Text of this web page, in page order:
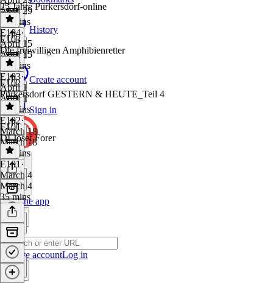
History
Create account
Sign in
Get the app
Create accountLog in
April 29
30 mins
25 Jahre Purkersdorf-online
E104·
April 15
April 15
29 mins
E103
Die freiwilligen Amphibienretter
E103·
April 1
April 1
27 mins
E102
Purkersdorf GESTERN & HEUTE_Teil 4
E102·
March 18
March 18
41 mins
E101
DI Josef Forer
E101 ·
March 4
March 4
35 mins